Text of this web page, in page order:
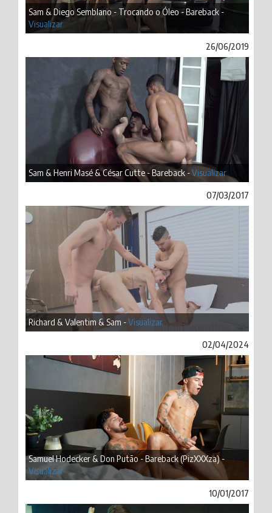
Sam & Diego Semblano - Trocando o Óleo - Bareback -
Visualizar
26/06/2019
Sam & Henri Masé & César Cutte - Bareback -Visualizar
07/03/2017
Richard & Valentim & Sam -Visualizar
02/04/2024
Samuel Hodecker & Don Putão - Bareback (PizXXXza) -
Visualizar
10/01/2017